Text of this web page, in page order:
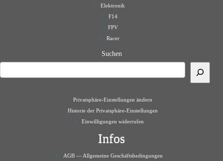
Elektronik
F14
FPV
Racer
Suchen
Privatsphäre-Einstellungen ändern
Historie der Privatsphäre-Einstellungen
Einwilligungen widerrufen
Infos
AGB — Allgemeine Geschäftsbedingungen